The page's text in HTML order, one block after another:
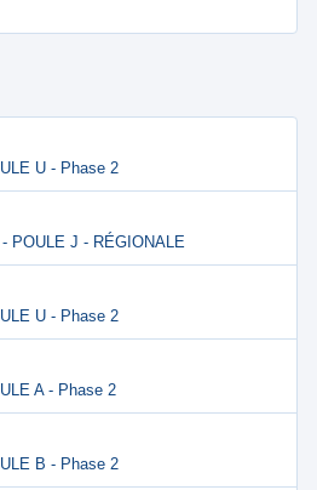
U - Phase 2
POULE J - RÉGIONALE
U - Phase 2
A - Phase 2
B - Phase 2